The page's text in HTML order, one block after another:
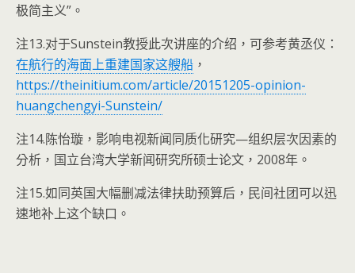
极简主义”。
注13.对于Sunstein教授此次讲座的介绍，可参考黄丞仪：
在航行的海面上重建国家这艘船 ，
https://theinitium.com/article/20151205-opinion-
huangchengyi-Sunstein/
注14.陈怡璇，影响电视新闻同质化研究—组织层次因素的
分析，国立台湾大学新闻研究所硕士论文，2008年。
注15.如同英国大幅删减法律扶助预算后，民间社团可以迅
速地补上这个缺口。